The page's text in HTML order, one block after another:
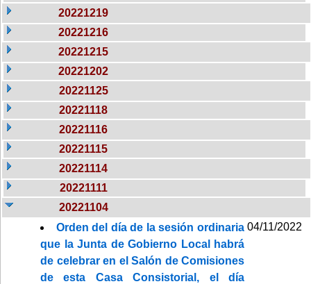
20221219
20221216
20221215
20221202
20221125
20221118
20221116
20221115
20221114
20221111
20221104
Orden del día de la sesión ordinaria
que la Junta de Gobierno Local habrá
de celebrar en el Salón de Comisiones
de esta Casa Consistorial, el día
04/11/2022